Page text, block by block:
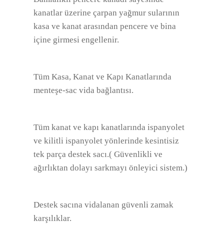
kanatlar üzerine çarpan yağmur sularının
kasa ve kanat arasından pencere ve bina
içine girmesi engellenir.
Tüm Kasa, Kanat ve Kapı Kanatlarında
menteşe-sac vida bağlantısı.
Tüm kanat ve kapı kanatlarında ispanyolet
ve kilitli ispanyolet yönlerinde kesintisiz
tek parça destek sacı.( Güvenlikli ve
ağırlıktan dolayı sarkmayı önleyici sistem.)
Destek sacına vidalanan güvenli zamak
karşılıklar.